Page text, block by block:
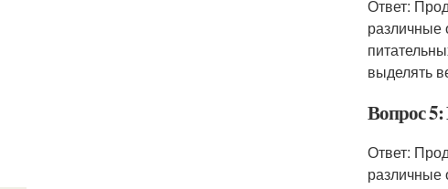
Ответ:
различные
выделять
Вопрос
Ответ:
различные